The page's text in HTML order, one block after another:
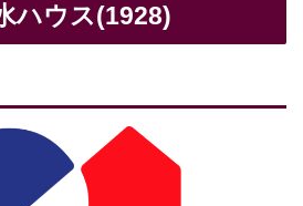
ハウス(1928)